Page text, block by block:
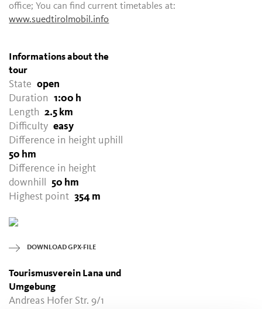
office; You can find current timetables at:
www.suedtirolmobil.info
Informations about the
tour
State open
Duration
1:00 h
Length 2.5 km
Difficulty easy
Difference in height uphill
50 hm
Difference in height
downhill
50 hm
Highest point 354 m
DOWNLOAD GPX-FILE
Tourismusverein Lana und
Umgebung
Andreas Hofer Str. 9/1